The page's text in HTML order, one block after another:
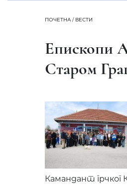
ПОЧЕТНА/ ВЕСТИ
Епископи
Старом
Камандант